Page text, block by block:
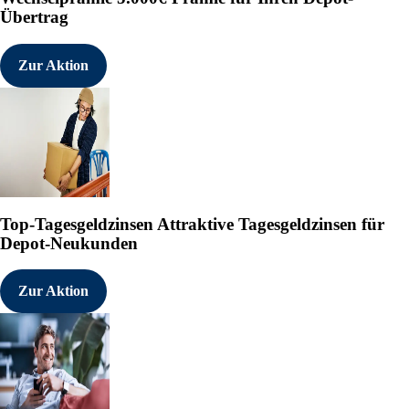
Übertrag
Zur Aktion
Top-Tagesgeldzinsen Attraktive Tagesgeldzinsen für
Depot-Neukunden
Zur Aktion